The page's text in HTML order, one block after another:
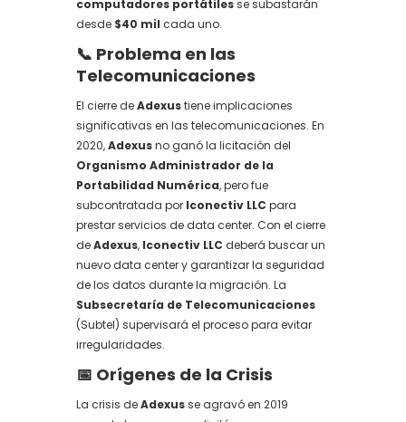
computadores portátilesse subastarán
desde $40 mil cada uno.
📞 Problema en las
Telecomunicaciones
El cierre deAdexustiene implicaciones
significativas en las telecomunicaciones. En
2020,Adexusno ganó la licitación del
Organismo Administrador de la
Portabilidad Numérica, pero fue
subcontratada por Iconectiv LLC para
prestar servicios de data center. Con el cierre
deAdexus, Iconectiv LLC deberá buscar un
nuevo data center y garantizar la seguridad
de los datos durante la migración. La
Subsecretaría de Telecomunicaciones
(Subtel) supervisará el proceso para evitar
irregularidades.
📅 Orígenes de la Crisis
La crisis deAdexusse agravó en 2019